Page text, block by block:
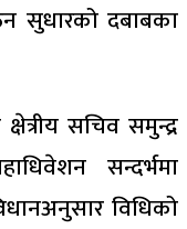
सुधारको दबाबका
सचिव समुन्द्र
सन्दर्भमा
विधिको